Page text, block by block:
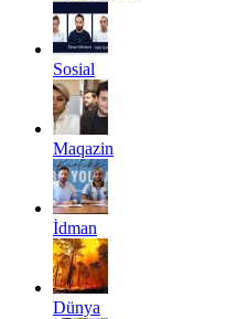
Sosial
Maqazin
İdman
Dünya